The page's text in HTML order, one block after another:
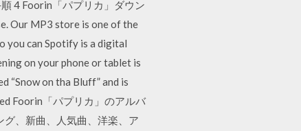
4 Foorin「パプリカ」ダウン
Our MP3 store is one of the
you can Spotify is a digital
on your phone or tablet is
“Snow on tha Bluff” and is
Foorin「パプリカ」のアルバ
、新曲、人気曲、洋楽、ア